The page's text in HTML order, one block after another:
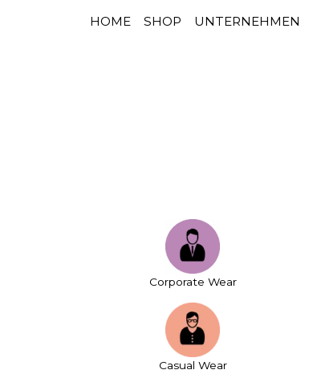
HAUPTNAVIGATION
HOME SHOP UNTERNEHMEN
Corporate Wear
Casual Wear